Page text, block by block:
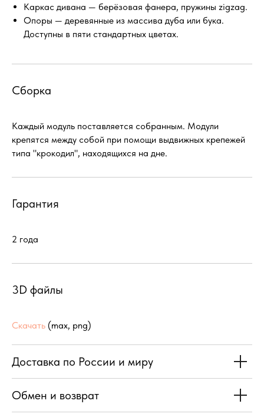
Каркас дивана — берёзовая фанера, пружины zigzag.
Опоры — деревянные из массива дуба или бука.
Доступны в пяти стандартных цветах.
Сборка
Каждый модуль поставляется собранным. Модули
крепятся между собой при помощи выдвижных крепежей
типа "крокодил", находящихся на дне.
Гарантия
2 года
3D файлы
Скачать (max, png)
Доставка по России и миру
Обмен и возврат